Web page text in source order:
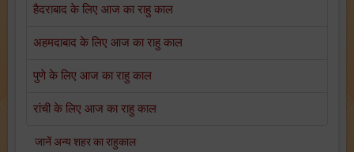
हैदराबाद के लिए आज का राहु काल
अहमदाबाद के लिए आज का राहु काल
पुणे के लिए आज का राहु काल
रांची के लिए आज का राहु काल
जानें अन्य शहर का राहुकाल